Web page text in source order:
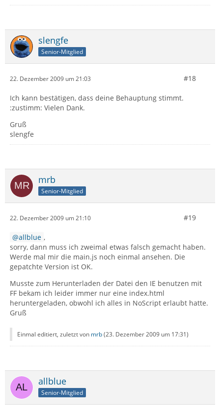
slengfe
Senior-Mitglied
22. Dezember 2009 um 21:03 #18
Ich kann bestätigen, dass deine Behauptung stimmt.
:zustimm: Vielen Dank.
Gruß
slengfe
mrb
Senior-Mitglied
22. Dezember 2009 um 21:10 #19
allblue ,
sorry, dann muss ich zweimal etwas falsch gemacht haben.
Werde mal mir die main.js noch einmal ansehen. Die
gepatchte Version ist OK.
Musste zum Herunterladen der Datei den IE benutzen mit
FF bekam ich leider immer nur eine index.html
heruntergeladen, obwohl ich alles in NoScript erlaubt hatte.
Gruß
Einmal editiert, zuletzt von mrb(23. Dezember 2009 um 17:31)
allblue
Senior-Mitglied